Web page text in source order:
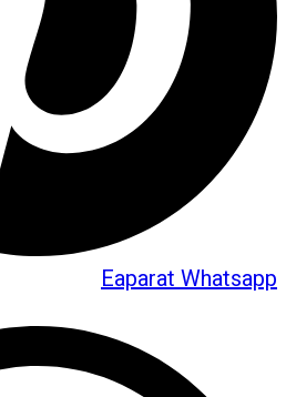
EaparatWhatsapp